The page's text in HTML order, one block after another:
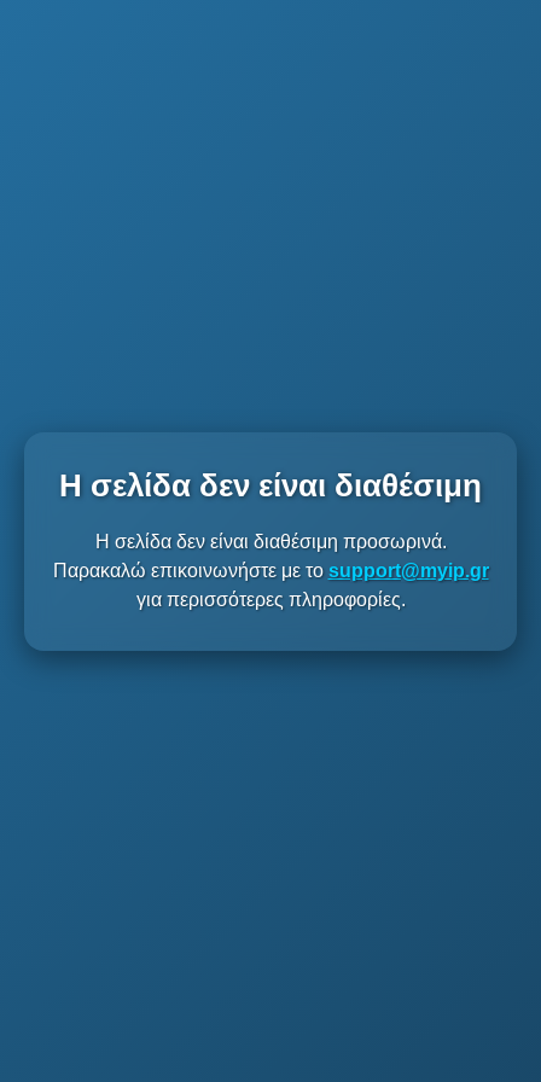
Η σελίδα δεν είναι διαθέσιμη
Η σελίδα δεν είναι διαθέσιμη προσωρινά.
Παρακαλώ επικοινωνήστε με το support@myip.gr
για περισσότερες πληροφορίες.